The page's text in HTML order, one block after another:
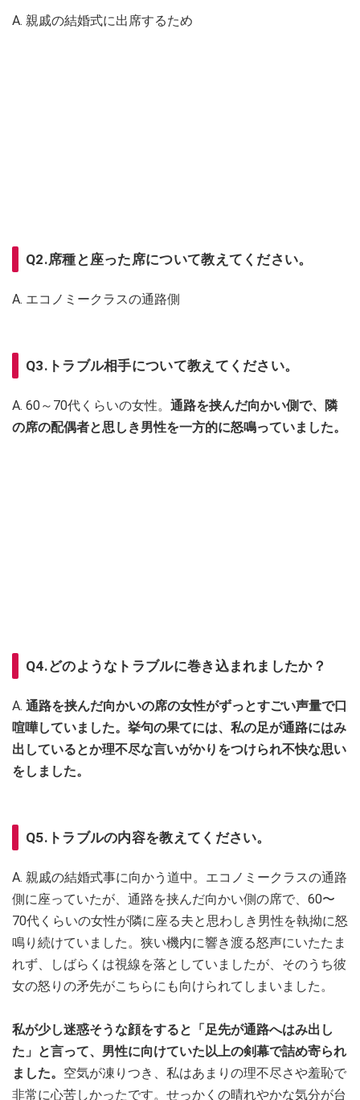
A. 親戚の結婚式に出席するため
Q2.席種と座った席について教えてください。
A. エコノミークラスの通路側
Q3.トラブル相手について教えてください。
A. 60～70代くらいの女性。 通路を挟んだ向かい側で、隣
の席の配偶者と思しき男性を一方的に怒鳴っていました。
Q4.どのようなトラブルに巻き込まれましたか？
A. 通路を挟んだ向かいの席の女性がずっとすごい声量で口
喧嘩していました。挙句の果てには、私の足が通路にはみ
出しているとか理不尽な言いがかりをつけられ不快な思い
をしました。
Q5.トラブルの内容を教えてください。
A. 親戚の結婚式事に向かう道中。エコノミークラスの通路
側に座っていたが、通路を挟んだ向かい側の席で、60〜
70代くらいの女性が隣に座る夫と思わしき男性を執拗に怒
鳴り続けていました。狭い機内に響き渡る怒声にいたたま
れず、しばらくは視線を落としていましたが、そのうち彼
女の怒りの矛先がこちらにも向けられてしまいました。
私が少し迷惑そうな顔をすると「足先が通路へはみ出し
た」と言って、男性に向けていた以上の剣幕で詰め寄られ
ました。 空気が凍りつき、私はあまりの理不尽さや羞恥で
非常に心苦しかったです。せっかくの晴れやかな気分が台